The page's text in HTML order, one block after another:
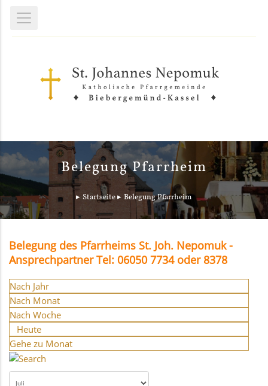
Belegung Pfarrheim
Startseite Belegung Pfarrheim
Belegung des Pfarrheims St. Joh. Nepomuk -
Ansprechpartner Tel: 06050 7734 oder 8378
Nach Jahr
Nach Monat
Nach Woche
Heute
Gehe zu Monat